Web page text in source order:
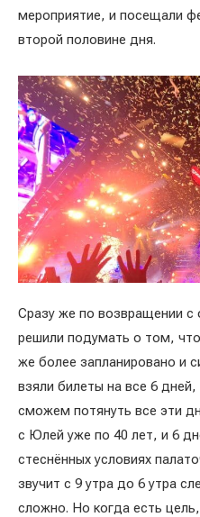
мероприятие, и посещали
второй половине дня.
Сразу же по возвращении с
решили подумать о том,
же более запланировано и
взяли билеты на все 6
сможем потянуть все эти
с Юлей уже по 40 лет, и 6
стеснённых условиях
звучит с 9 утра до 6 утра
сложно. Но когда есть